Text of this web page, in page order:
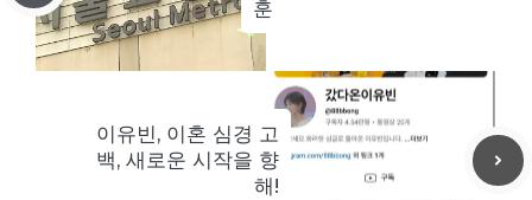
훈
이유빈, 이혼 심경 고
백, 새로운 시작을 향
해!